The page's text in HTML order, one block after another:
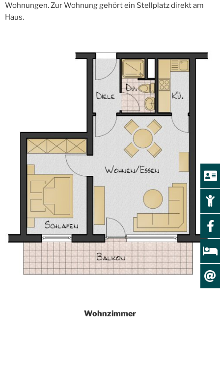
Wohnungen. Zur Wohnung gehört ein Stellplatz direkt am
Haus.
Wohnzimmer